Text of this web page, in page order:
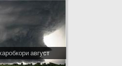
август